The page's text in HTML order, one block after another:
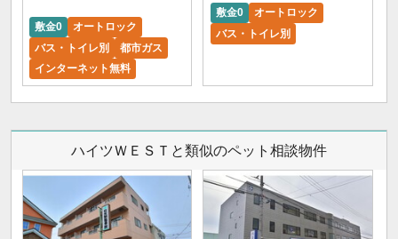
敷金0
オートロック
バス・トイレ別
都市ガス
インターネット無料
敷金0
オートロック
バス・トイレ別
ハイツＷＥＳＴと類似のペット相談物件